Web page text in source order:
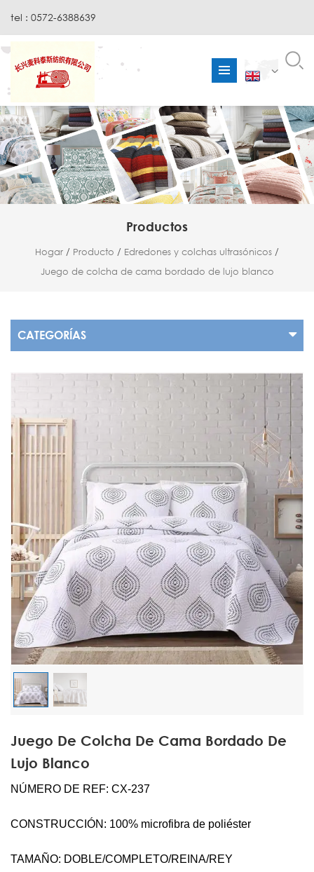
tel : 0572-6388639
Productos
Hogar / Producto / Edredones y colchas ultrasónicos /
Juego de colcha de cama bordado de lujo blanco
CATEGORÍAS
Juego De Colcha De Cama Bordado De
Lujo Blanco
NÚMERO DE REF: CX-237
CONSTRUCCIÓN: 100% microfibra de poliéster
TAMAÑO: DOBLE/COMPLETO/REINA/REY